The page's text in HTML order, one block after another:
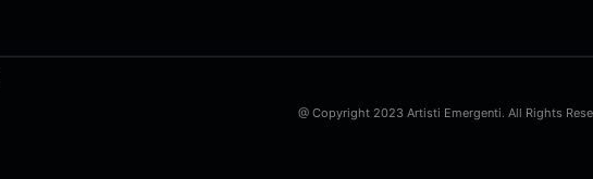
@ Copyright 2023 Artisti Emergenti. All Rights